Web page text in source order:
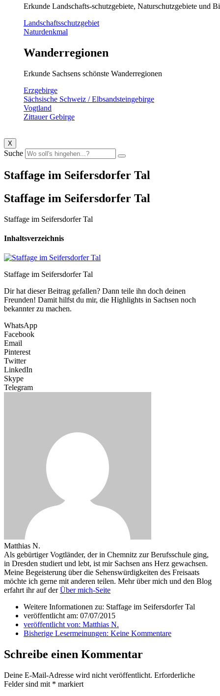
Erkunde Landschafts-schutzgebiete, Naturschutzgebiete und
Landschaftsschutzgebiet
Naturdenkmal
Wanderregionen
Erkunde Sachsens schönste Wanderregionen
Erzgebirge
Sächsische Schweiz / Elbsandsteingebirge
Vogtland
Zittauer Gebirge
X
Suche
Staffage im Seifersdorfer Tal
Staffage im Seifersdorfer Tal
Staffage im Seifersdorfer Tal
Inhaltsverzeichnis
Staffage im Seifersdorfer Tal
Dir hat dieser Beitrag gefallen? Dann teile ihn doch deinen
Freunden! Damit hilfst du mir, die Highlights in Sachsen noch
bekannter zu machen.
WhatsApp
Facebook
Email
Pinterest
Twitter
LinkedIn
Skype
Telegram
Matthias N.
Als gebürtiger Vogtländer, der in Chemnitz zur Berufsschule ging,
in Dresden studiert und lebt, ist mir Sachsen ans Herz gewachsen.
Meine Begeisterung über die Sehenswürdigkeiten des Freisaats
möchte ich gerne mit anderen teilen. Mehr über mich und den Blog
erfahrt ihr auf derÜber mich-Seite
Weitere Informationen zu: Staffage im Seifersdorfer Tal
veröffentlicht am: 07/07/2015
veröffentlicht von: Matthias N.
Bisherige Lesermeinungen: Keine Kommentare
Schreibe einen Kommentar
Deine E-Mail-Adresse wird nicht veröffentlicht. Erforderliche
Felder sind mit * markiert